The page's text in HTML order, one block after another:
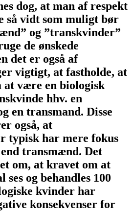
dog, at man af respekt
så vidt som muligt bør
og ”transkvinder”
de ønskede
det er også af
vigtigt, at fastholde, at
at være en biologisk
hhv. en
en transmand. Disse
også, at
typisk har mere fokus
transmænd. Det
om, at kravet om at
og behandles 100
kvinder har
konsekvenser for